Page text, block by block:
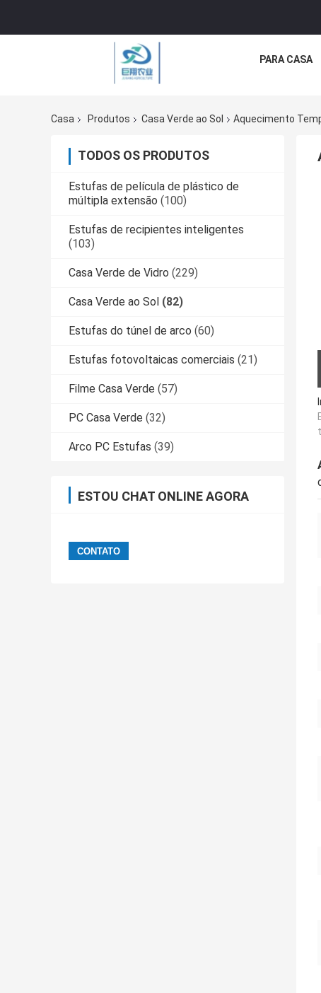
PARA CASA
Casa Produtos Casa Verde ao Sol Aquecimento
TODOS OS PRODUTOS
Estufas de película de plástico de
múltipla extensão (100)
Estufas de recipientes inteligentes
(103)
Casa Verde de Vidro (229)
Casa Verde ao Sol (82)
Estufas do túnel de arco (60)
Estufas fotovoltaicas comerciais (21)
Filme Casa Verde (57)
PC Casa Verde (32)
Arco PC Estufas (39)
ESTOU CHAT ONLINE AGORA